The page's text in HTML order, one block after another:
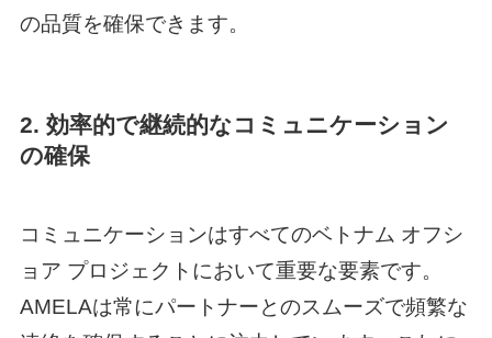
の品質を確保できます。
2. 効率的で継続的なコミュニケーション
の確保
コミュニケーションはすべてのベトナム オフシ
ョア プロジェクトにおいて重要な要素です。
AMELAは常にパートナーとのスムーズで頻繁な